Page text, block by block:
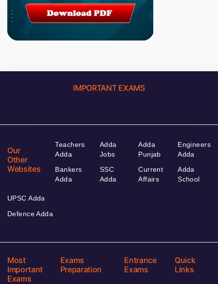
IMPORTANT EXAMS
Our
Other
Websites
Teachers
Adda
Bankers
Adda
Adda
Jobs
SSC
Adda
Adda
Punjab
Current
Affairs
Engineers
Adda
Adda
School
UPSC Adda
Defence Adda
Most
Important
Exams
Exams
Preparation
Entrance
Exams
Quick
Links